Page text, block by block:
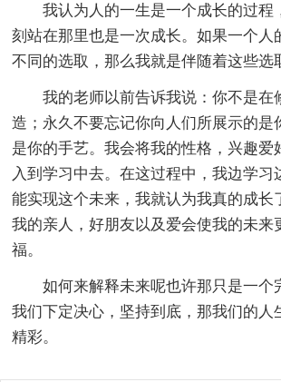
我认为人的一生是一个成长的过程
刻站在那里也是一次成长。如果一个人
不同的选取，那么我就是伴随着这些选
我的老师以前告诉我说：你不是在
造；永久不要忘记你向人们所展示的是
是你的手艺。我会将我的性格，兴趣爱
入到学习中去。在这过程中，我边学习
能实现这个未来，我就认为我真的成长
我的亲人，好朋友以及爱会使我的未来
福。
如何来解释未来呢也许那只是一个
我们下定决心，坚持到底，那我们的人
精彩。